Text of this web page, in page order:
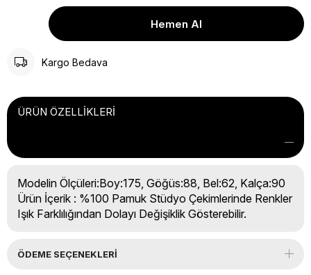
Kargo Bedava
ÜRÜN ÖZELLIKLERI
Modelin Ölçüleri:Boy:175, Göğüs:88, Bel:62, Kalça:90
Ürün İçerik : %100 Pamuk Stüdyo Çekimlerinde Renkler
Işık Farklılığından Dolayı Değişiklik Gösterebilir.
ÖDEME SEÇENEKLERI